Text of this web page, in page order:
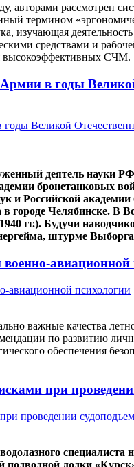
авторами рассмотрен
термином
изучающая
средствами и
высокоэффективных СЧМ.
в годы
деятель науки
бронетанковых
и Российской академии
в городе Челябинске.
гг.). Будучи
штурме
военно-
важные качества
по развитию
обеспечения
при